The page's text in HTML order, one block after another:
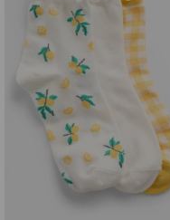
Camperas
Musculosas
Shorts
Vestidos y polleras
Camperas
Chalecos
Shorts
Ropa interior
Camperas
Chalecos
Ropa interior
Pijamas
Camperas
Pijamas
Sets
Sets